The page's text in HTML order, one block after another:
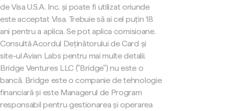
de Visa U.S.A. Inc. și poate fi utilizat oriunde
este acceptat Visa. Trebuie să ai cel puțin 18
ani pentru a aplica. Se pot aplica comisioane.
Consultă Acordul Deținătorului de Card și
site-ul Avian Labs pentru mai multe detalii.
Bridge Ventures LLC ("Bridge") nu este o
bancă. Bridge este o companie de tehnologie
financiară și este Managerul de Program
responsabil pentru gestionarea și operarea